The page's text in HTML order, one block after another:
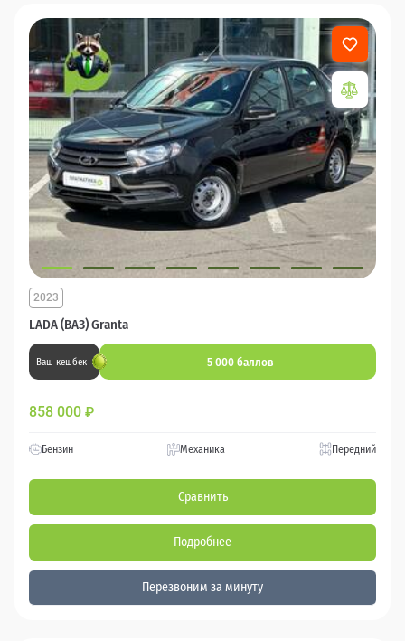
LADA (ВАЗ) Granta
2023
Ваш кешбек 5 000 баллов
858 000 ₽
Бензин Механика Передний
Сравнить
Подробнее
Перезвоним за минуту